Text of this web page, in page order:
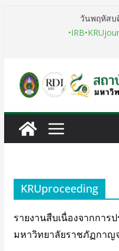
วันพฤหัสบ
•IRB
KRUproceeding
รายงานสืบเนื่องจากการ
มหาวิทยาลัยราชภัฏกาญ